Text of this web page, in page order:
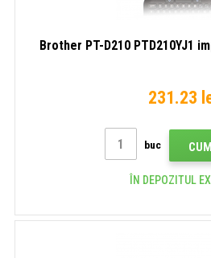
Brother PT-D210 PTD210YJ1
231.23
buc
ÎN DEPOZITUL